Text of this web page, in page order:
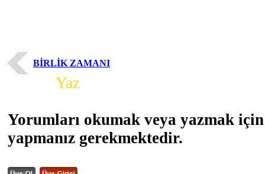
BİRLİK ZAMANI
Yaz
Yorumları okumak veya yazmak
yapmanız gerekmektedir.